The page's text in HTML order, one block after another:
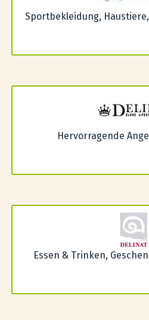
Sportbekleidung,
Hervorragende
Essen & Trinken,